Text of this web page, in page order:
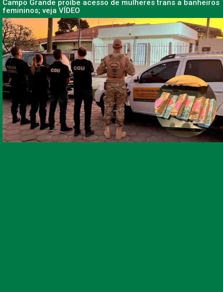
Campo Grande proíbe acesso de mulheres trans a banheiros
femininos; veja VÍDEO